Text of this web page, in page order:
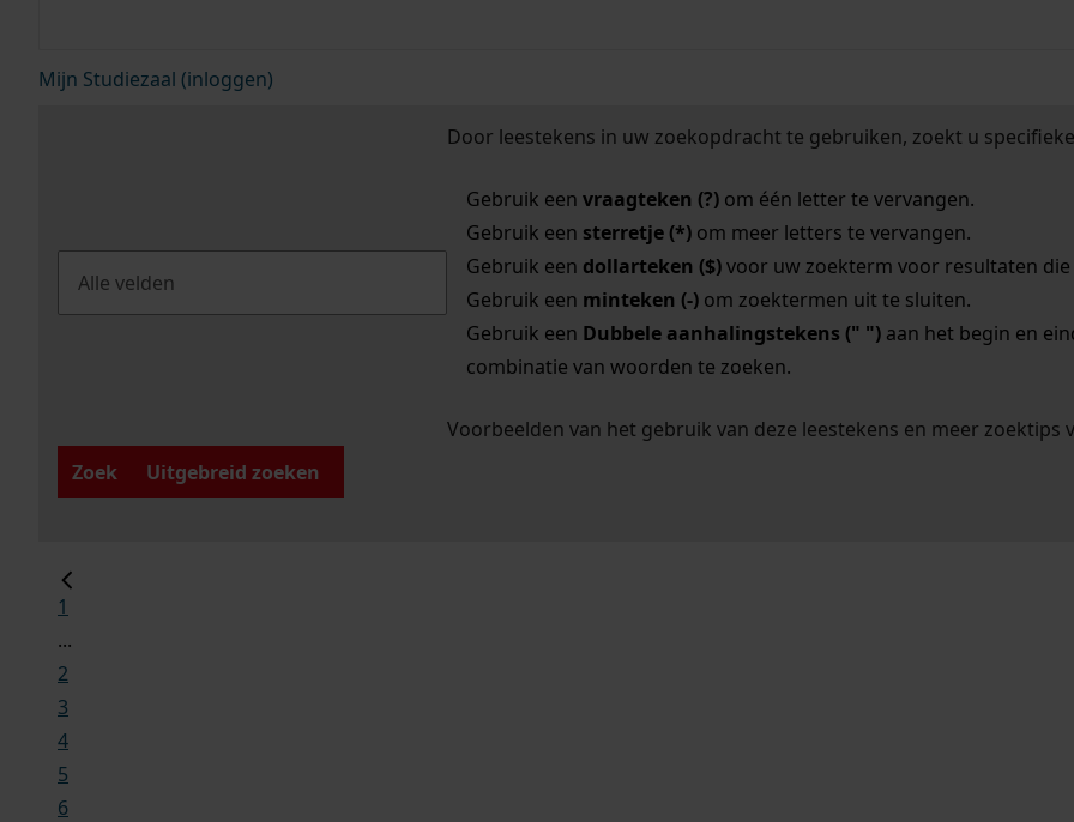
Mijn Studiezaal (inloggen)
Door leestekens in uw zoekopdracht te gebruiken, zoekt u
Gebruik een vraagteken (?)om één letter te vervangen.
Gebruik een sterretje (*)om meer letters te vervangen.
Gebruik een dollarteken ($)voor uw zoekterm voor resultaten die
Gebruik een minteken (-)om zoektermen uit te sluiten.
Gebruik een Dubbele aanhalingstekens (" ")aan het begin en
combinatie van woorden te zoeken.
Voorbeelden van het gebruik van deze leestekens en meer zoektips
Zoek
Uitgebreid zoeken
1
...
2
3
4
5
6